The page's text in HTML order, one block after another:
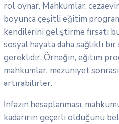
rol oynar. Mahkumlar,
boyunca çeşitli eğitim
kendilerini geliştirme fırsatı
sosyal hayata daha sağlıklı
gereklidir. Örneğin, eğitim
mahkumlar, mezuniyet
artırabilirler.
İnfazın hesaplanması,
kadarının geçerli olduğunu